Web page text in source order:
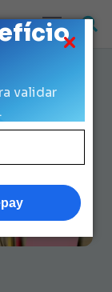
validar
7
424